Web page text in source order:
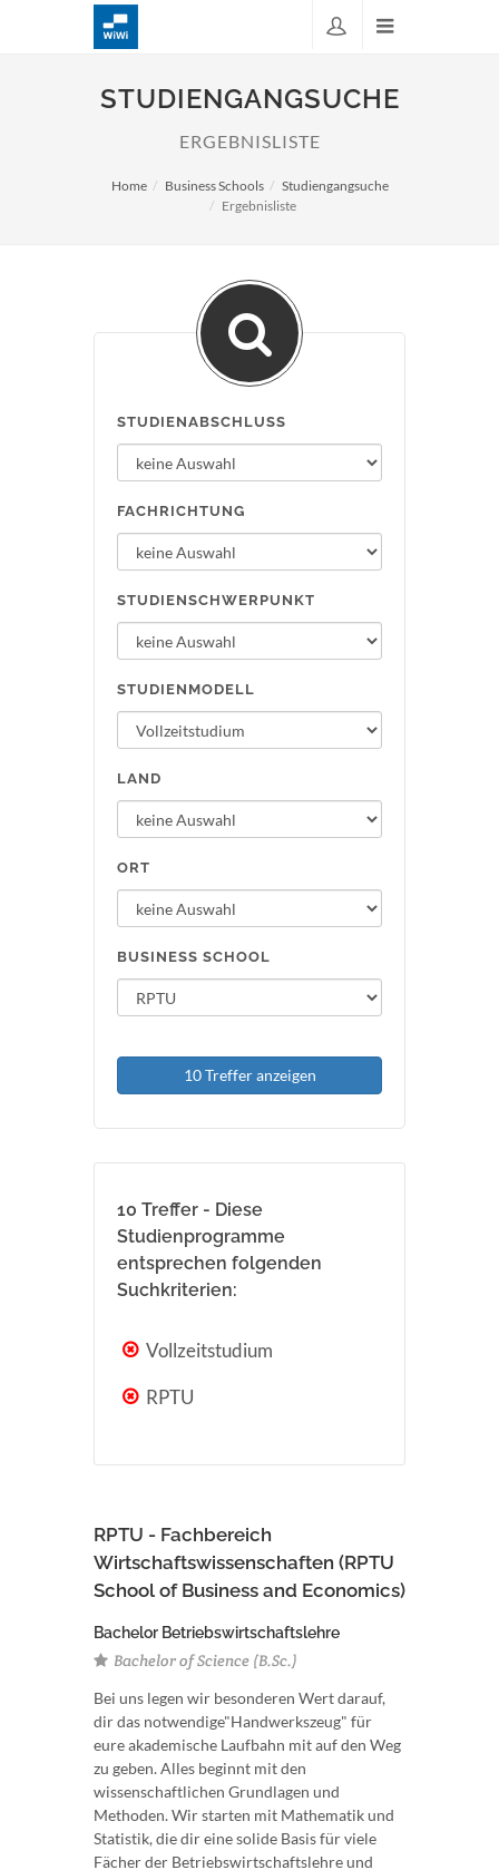
STUDIENGANGSUCHE
ERGEBNISLISTE
Home Business Schools
Studiengangsuche
Ergebnisliste
STUDIENABSCHLUSS
FACHRICHTUNG
STUDIENSCHWERPUNKT
STUDIENMODELL
LAND
ORT
BUSINESS SCHOOL
10 Treffer anzeigen
10 Treffer - Diese
Studienprogramme
entsprechen folgenden
Suchkriterien:
Vollzeitstudium
RPTU
RPTU - Fachbereich
Wirtschaftswissenschaften (RPTU
School of Business and Economics)
Bachelor Betriebswirtschaftslehre
Bachelor of Science (B.Sc.)
Bei uns legen wir besonderen Wert darauf,
dir das notwendige"Handwerkszeug" für
eure akademische Laufbahn mit auf den Weg
zu geben. Alles beginnt mit den
wissenschaftlichen Grundlagen und
Methoden. Wir starten mit Mathematik und
Statistik, die dir eine solide Basis für viele
Fächer der Betriebswirtschaftslehre und